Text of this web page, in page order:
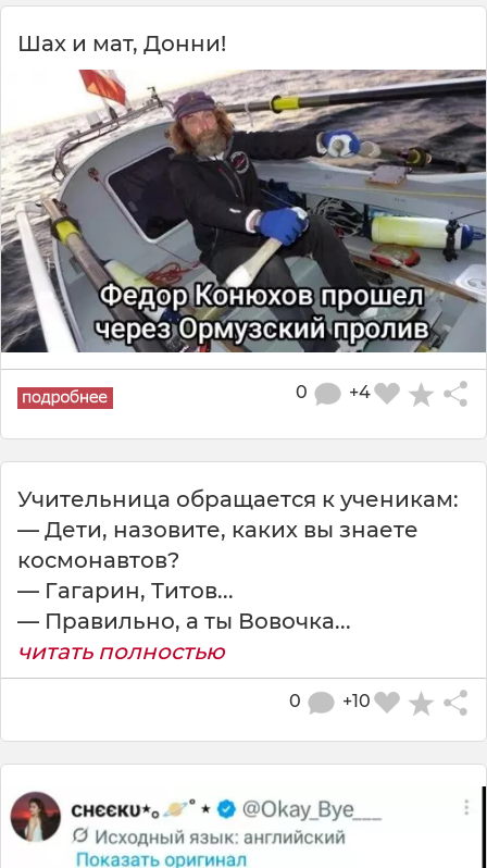
Шах и мат, Донни!
+4
0
Учительница обращается к ученикам:
— Дети, назовите, каких вы знаете
космонавтов?
— Гагарин, Титов...
— Пpавильно, а ты Вовочка...
читать полностью
+10
0